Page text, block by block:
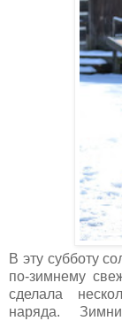
В эту субботу
по-зимнему
сделала
наряда.